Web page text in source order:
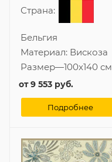
Страна:
Бельгия
Материал: Вискоза
Размер—100x140 см
от9 553 руб.
Подробнее